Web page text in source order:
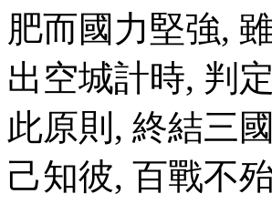
肥而國力堅強,
出空城計時, 判
此原則, 終結三
己知彼, 百戰不